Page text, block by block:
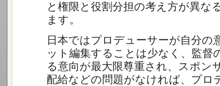
と権限と役割分担の考え方が異な
ます。
日本ではプロデューサーが自分の
ット編集することは少なく、監督
る意向が最大限尊重され、スポン
配給などの問題がなければ、プロ